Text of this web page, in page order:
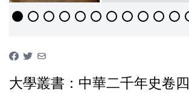
大學叢書：中華二千年史卷四